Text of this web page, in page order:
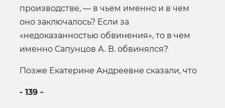
производстве, — в чьем именно и в чем
оно заключалось? Если за
«недоказанностью обвинения», то в чем
именно Сапунцов А. В. обвинялся?
Позже Екатерине Андреевне сказали, что
- 139 -